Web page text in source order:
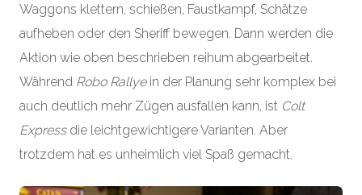
Waggons klettern, schießen, Faustkampf, Schätze
aufheben oder den Sheriff bewegen. Dann werden die
Aktion wie oben beschrieben reihum abgearbeitet.
Während Robo Rallyein der Planung sehr komplex bei
auch deutlich mehr Zügen ausfallen kann, ist Colt
Expressdie leichtgewichtigere Varianten. Aber
trotzdem hat es unheimlich viel Spaß gemacht.